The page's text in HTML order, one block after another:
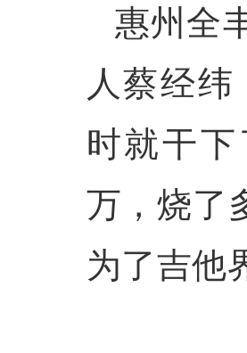
惠州全
人蔡经
时就干
万，烧了
为了吉他